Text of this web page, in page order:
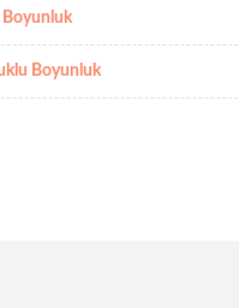
Boyunluk
Boyunluk